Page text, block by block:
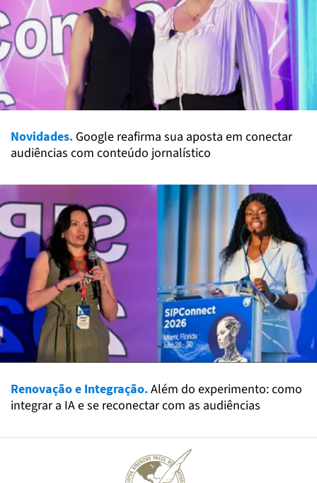
Novidades. Google reafirma sua aposta em conectar
audiências com conteúdo jornalístico
Renovação e Integração.Além do experimento: como
integrar a IA e se reconectar com as audiências